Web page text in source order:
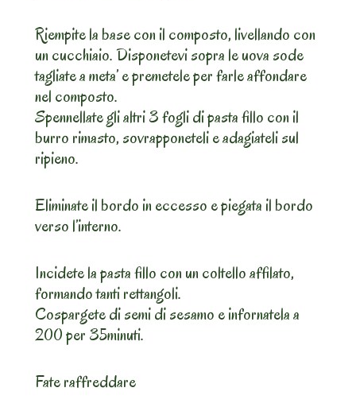
Riempite la base con il composto, livellando con
un cucchiaio. Disponetevi sopra le uova sode
tagliate a meta’ e premetele per farle affondare
nel composto.
Spennellate gli altri 3 fogli di pasta fillo con il
burro rimasto, sovrapponeteli e adagiateli sul
ripieno.
Eliminate il bordo in eccesso e piegata il bordo
verso l’interno.
Incidete la pasta fillo con un coltello affilato,
formando tanti rettangoli.
Cospargete di semi di sesamo e infornatela a
200 per 35minuti.
Fate raffreddare